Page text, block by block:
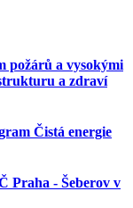
požárů a vysokými
a zdraví
Čistá energie
Praha - Šeberov v